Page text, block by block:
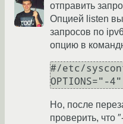
отправить
Опцией listen
запросов по
опцию в
#/etc/
Но, после
проверить, что